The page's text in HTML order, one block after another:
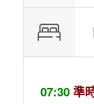
07:30 準